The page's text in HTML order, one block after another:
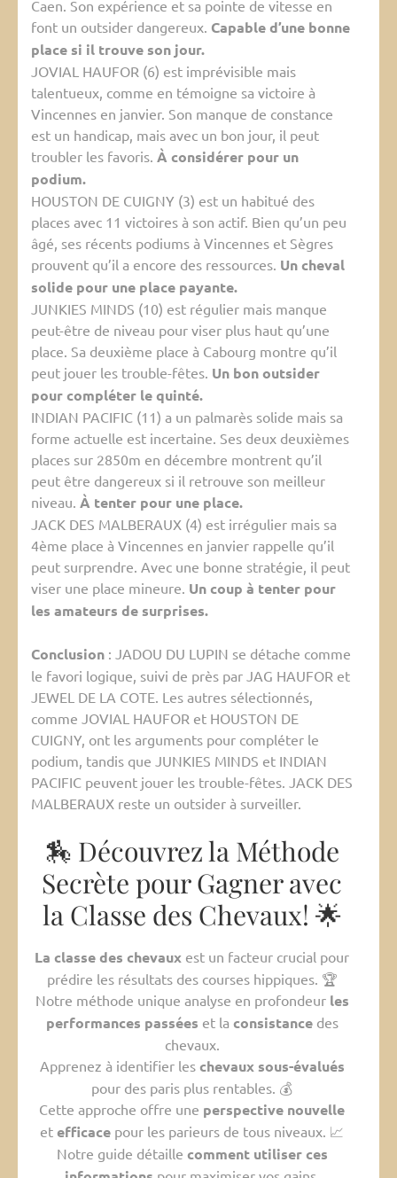
Caen. Son expérience et sa pointe de vitesse en
font un outsider dangereux. Capable d’une bonne
place si il trouve son jour.
JOVIAL HAUFOR (6) est imprévisible mais
talentueux, comme en témoigne sa victoire à
Vincennes en janvier. Son manque de constance
est un handicap, mais avec un bon jour, il peut
troubler les favoris. À considérer pour un
podium.
HOUSTON DE CUIGNY (3) est un habitué des
places avec 11 victoires à son actif. Bien qu’un peu
âgé, ses récents podiums à Vincennes et Sègres
prouvent qu’il a encore des ressources. Un cheval
solide pour une place payante.
JUNKIES MINDS (10) est régulier mais manque
peut-être de niveau pour viser plus haut qu’une
place. Sa deuxième place à Cabourg montre qu’il
peut jouer les trouble-fêtes. Un bon outsider
pour compléter le quinté.
INDIAN PACIFIC (11) a un palmarès solide mais sa
forme actuelle est incertaine. Ses deux deuxièmes
places sur 2850m en décembre montrent qu’il
peut être dangereux si il retrouve son meilleur
niveau. À tenter pour une place.
JACK DES MALBERAUX (4) est irrégulier mais sa
4ème place à Vincennes en janvier rappelle qu’il
peut surprendre. Avec une bonne stratégie, il peut
viser une place mineure. Un coup à tenter pour
les amateurs de surprises.
Conclusion : JADOU DU LUPIN se détache comme
le favori logique, suivi de près par JAG HAUFOR et
JEWEL DE LA COTE. Les autres sélectionnés,
comme JOVIAL HAUFOR et HOUSTON DE
CUIGNY, ont les arguments pour compléter le
podium, tandis que JUNKIES MINDS et INDIAN
PACIFIC peuvent jouer les trouble-fêtes. JACK DES
MALBERAUX reste un outsider à surveiller.
🏇 Découvrez la Méthode
Secrète pour Gagner avec
la Classe des Chevaux! 🌟
La classe des chevaux est un facteur crucial pour
prédire les résultats des courses hippiques. 🏆
Notre méthode unique analyse en profondeur les
performances passées et la consistancedes
chevaux.
Apprenez à identifier les chevaux sous-évalués
pour des paris plus rentables. 💰
Cette approche offre une perspective nouvelle
et efficace pour les parieurs de tous niveaux. 📈
Notre guide détaille comment utiliser ces